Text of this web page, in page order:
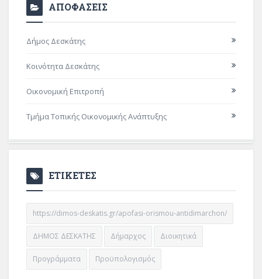
ΑΠΟΦΑΣΕΙΣ
Δήμος Δεσκάτης
Κοινότητα Δεσκάτης
Οικονομική Επιτροπή
Τμήμα Τοπικής Οικονομικής Ανάπτυξης
ΕΤΙΚΕΤΕΣ
https://dimos-deskatis.gr/apofasi-orismou-antidimarchon/
ΔΗΜΟΣ ΔΕΣΚΑΤΗΣ Δήμαρχος Διοικητικά
Προγράμματα Προϋπολογισμός